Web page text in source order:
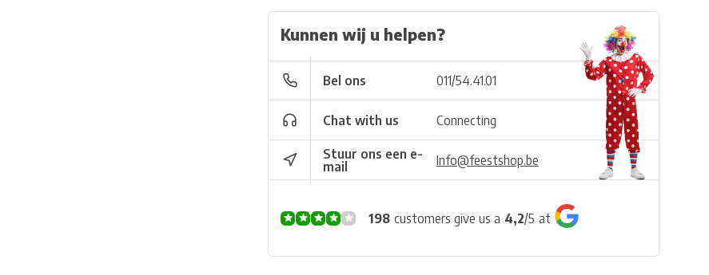
Kunnen wij u helpen?
Bel ons 011/54.41.01
Chat with us Connecting
Stuur ons een e-
mail
Info@feestshop.be
198 customers give us a 4,2/5 at